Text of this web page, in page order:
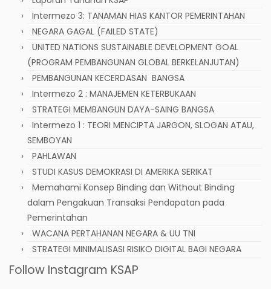
Intermezo 3: TANAMAN HIAS KANTOR PEMERINTAHAN
NEGARA GAGAL (FAILED STATE)
UNITED NATIONS SUSTAINABLE DEVELOPMENT GOAL
(PROGRAM PEMBANGUNAN GLOBAL BERKELANJUTAN)
PEMBANGUNAN KECERDASAN BANGSA
Intermezo 2 : MANAJEMEN KETERBUKAAN
STRATEGI MEMBANGUN DAYA-SAING BANGSA
Intermezo 1 : TEORI MENCIPTA JARGON, SLOGAN ATAU,
SEMBOYAN
PAHLAWAN
STUDI KASUS DEMOKRASI DI AMERIKA SERIKAT
Memahami Konsep Binding dan Without Binding
dalam Pengakuan Transaksi Pendapatan pada
Pemerintahan
WACANA PERTAHANAN NEGARA & UU TNI
STRATEGI MINIMALISASI RISIKO DIGITAL BAGI NEGARA
Follow Instagram KSAP